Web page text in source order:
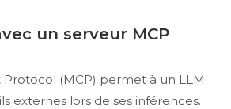
un serveur MCP
(MCP) permet à un LLM
externes lors de ses inférences.